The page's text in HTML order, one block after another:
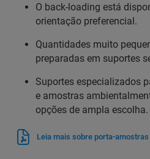
O back-loading está
orientação preferencial.
Quantidades muito
preparadas em suportes
Suportes especializados
e amostras
opções de ampla escolha.
Leia mais sobre porta-